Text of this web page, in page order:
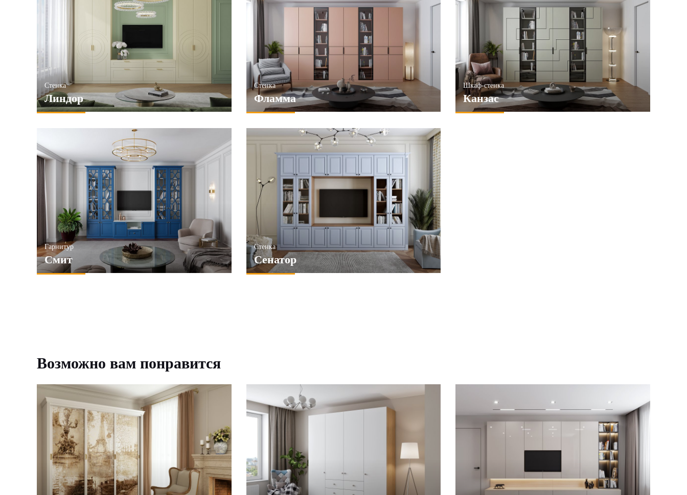
Стенка
Линдор
Стенка
Фламма
Шкаф-стенка
Канзас
Гарнитур
Смит
Стенка
Сенатор
Возможно вам понравится